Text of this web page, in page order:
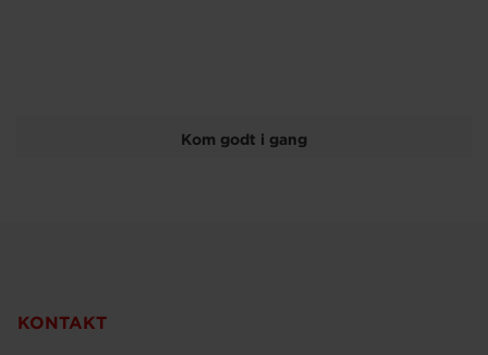
Kom godt i gang
KONTAKT